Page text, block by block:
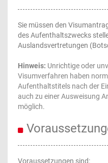
Sie müssen den
des Aufenthaltszwecks
Auslandsvertretungen
Hinweis: Unrichtige oder
Visumverfahren haben
Aufenthaltstitels nach der
auch zu einer Ausweisung
möglich.
Voraussetzungen sind: